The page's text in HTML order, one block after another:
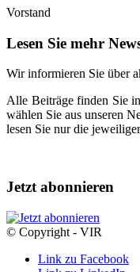
Vorstand
Lesen Sie mehr
Wir informieren Sie über
Alle Beiträge finden Sie
wählen Sie aus unseren
lesen Sie nur die
Jetzt abonnieren
© Copyright - VIR
Link zu Facebook